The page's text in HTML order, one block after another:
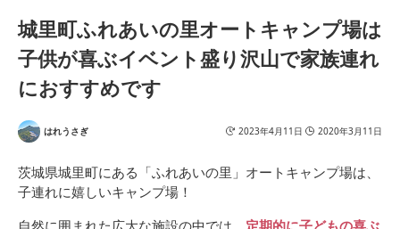
城里町ふれあいの里オートキャンプ場は
子供が喜ぶイベント盛り沢山で家族連れ
におすすめです
はれうさぎ 2023年4月11日 2020年3月11日
茨城県城里町にある「ふれあいの里」オートキャンプ場は、
子連れに嬉しいキャンプ場！